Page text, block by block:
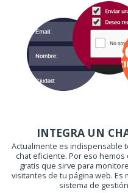
INTEGRA UN
Actualmente es indispensable
chat eficiente. Por eso hemos
gratis que sirve para
visitantes de tu página web.
sistema de